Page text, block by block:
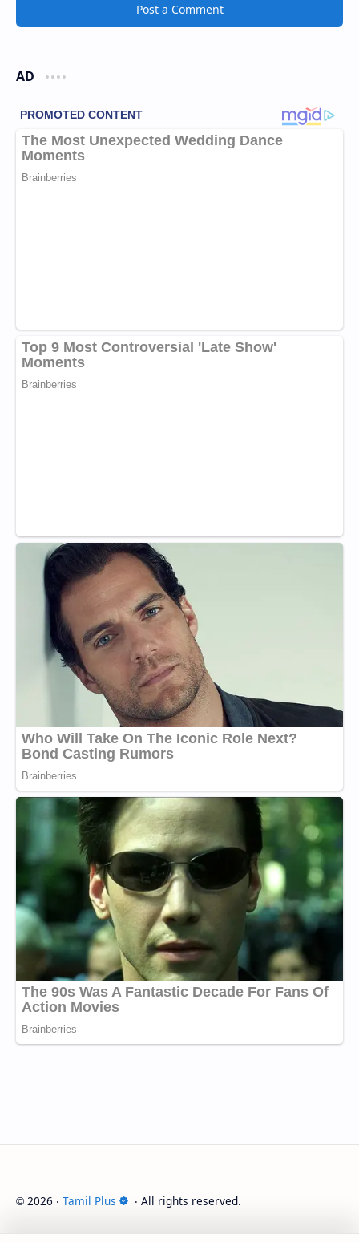
Post a Comment
AD
© 2026 ‧ Tamil Plus ‧ All rights reserved.